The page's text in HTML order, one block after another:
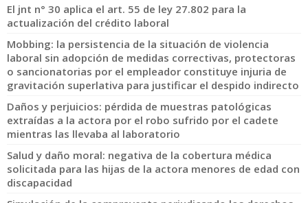
El jnt n° 30 aplica el art. 55 de ley 27.802 para la
actualización del crédito laboral
Mobbing: la persistencia de la situación de violencia
laboral sin adopción de medidas correctivas, protectoras
o sancionatorias por el empleador constituye injuria de
gravitación superlativa para justificar el despido indirecto
Daños y perjuicios: pérdida de muestras patológicas
extraídas a la actora por el robo sufrido por el cadete
mientras las llevaba al laboratorio
Salud y daño moral: negativa de la cobertura médica
solicitada para las hijas de la actora menores de edad con
discapacidad